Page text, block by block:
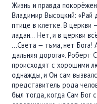
Жизнь и правда
Владимир Высоцкий:
птице в клетке. В церкви
ладан… Нет, и в церкви
...Света — тьма, нет Бога!
дальняя дорога». Роберт
происходят с хорошими
однажды, и Он сам
представитель рода
был тогда, когда Сам Бог